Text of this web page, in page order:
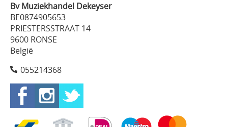
Bv Muziekhandel Dekeyser
BE0874905653
PRIESTERSSTRAAT 14
9600 RONSE
België
055214368